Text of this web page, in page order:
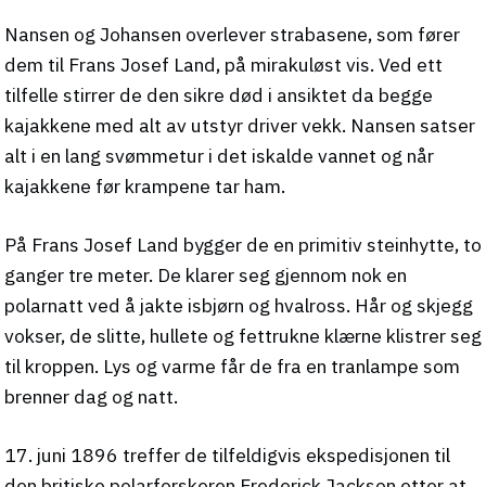
Nansen og Johansen overlever strabasene, som fører
dem til Frans Josef Land, på mirakuløst vis. Ved ett
tilfelle stirrer de den sikre død i ansiktet da begge
kajakkene med alt av utstyr driver vekk. Nansen satser
alt i en lang svømmetur i det iskalde vannet og når
kajakkene før krampene tar ham.
På Frans Josef Land bygger de en primitiv steinhytte, to
ganger tre meter. De klarer seg gjennom nok en
polarnatt ved å jakte isbjørn og hvalross. Hår og skjegg
vokser, de slitte, hullete og fettrukne klærne klistrer seg
til kroppen. Lys og varme får de fra en tranlampe som
brenner dag og natt.
17. juni 1896 treffer de tilfeldigvis ekspedisjonen til